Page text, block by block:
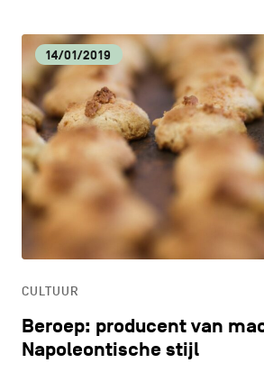
14/01/2019
CULTUUR
Beroep: producent van
Napoleontische stijl